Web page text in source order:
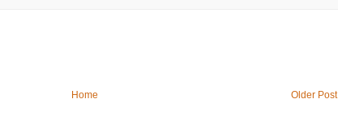
Older Post
Home